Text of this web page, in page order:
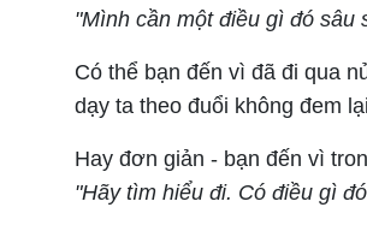
"Mình cần một điều gì đó sâu
Có thể bạn đến vì đã đi qua
dạy ta theo đuổi không đem
Hay đơn giản - bạn đến vì
"Hãy tìm hiểu đi. Có điều gì